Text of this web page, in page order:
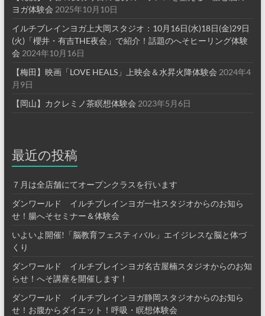
ヨガ体験会 2025年10月10日
イルチブレインヨガ上大岡スタジオ：10月16日(水)18日(金)29日
(火)「櫻井・有吉THE夜会」で紹介！話題のへそヒーリング体験
会 2024年10月16日
【梅田】映画「LOVE HEALS」上映会＆水昇火降体験会 2024年4
月9日
【岡山】カクレミノ茶瞑想体験会 2023年5月6日
最近の投稿
７月は全店舗にてオープンクラスを行います
ダンワールド イルチブレインヨガ一社スタジオからのお知ら
せ！腸へそセミナー＆体験会
いよいよ開催!「脳教育フェスティバル」エイジレスな脳と体づ
くり
ダンワールド イルチブレインヨガ名古屋楠スタジオからのお知
らせ！へそ講座を開催します！
ダンワールド イルチブレインヨガ静岡スタジオからのお知ら
せ！お腹からダイエット！呼吸・瞑想体験会